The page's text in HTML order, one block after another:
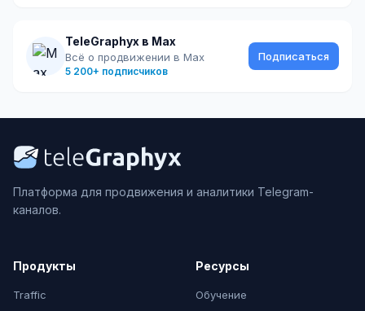
TeleGraphyx в Max
Всё о продвижении в Max
5 200+ подписчиков
Подписаться
Платформа для продвижения и аналитики Telegram-
каналов.
Продукты
Traffic
Ресурсы
Обучение